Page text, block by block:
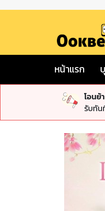
หน้าแรก
โอนย้
รับทัน